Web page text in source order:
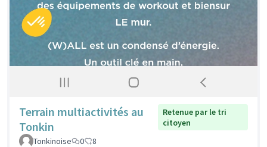
Terrain multiactivités au
Tonkin
Retenue par le tri
citoyen
Tonkinoise
0 8